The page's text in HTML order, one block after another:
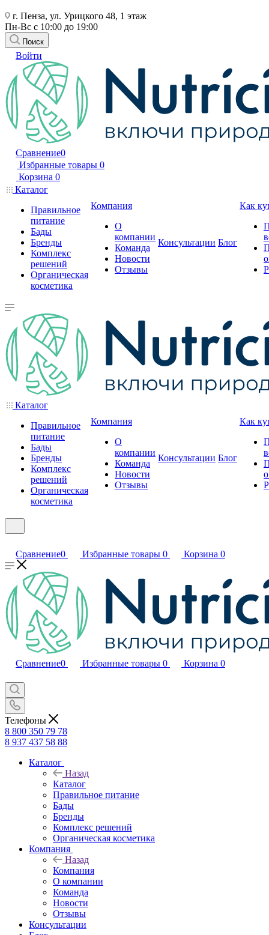
г. Пенза, ул. Урицкого 48, 1 этаж
Пн-Вс с 10:00 до 19:00
Поиск
Войти
Сравнение0
Избранные товары 0
Корзина 0
Каталог
Правильное
питание
Бады
Бренды
Комплекс
решений
Органическая
косметика
Компания
О
компании
Команда
Новости
Отзывы
Консультации Блог
Как
Каталог
Правильное
питание
Бады
Бренды
Комплекс
решений
Органическая
косметика
Компания
О
компании
Команда
Новости
Отзывы
Консультации Блог
Как
Сравнение0 Избранные товары 0 Корзина 0
Сравнение0 Избранные товары 0 Корзина 0
Телефоны
8 800 350 79 78
8 937 437 58 88
Каталог
Назад
Каталог
Правильное питание
Бады
Бренды
Комплекс решений
Органическая косметика
Компания
Назад
Компания
О компании
Команда
Новости
Отзывы
Консультации